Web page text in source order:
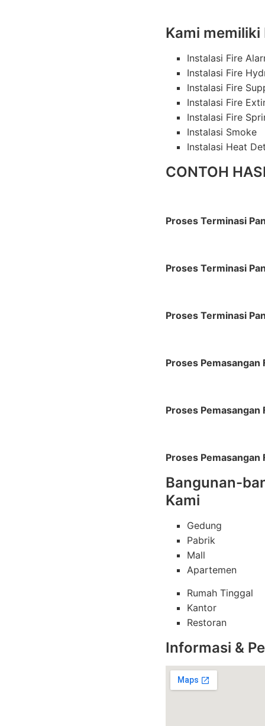
Kami
Instalasi Fire
Instalasi Fire
Instalasi Fire
Instalasi Fire
Instalasi Fire
Instalasi Smoke
Instalasi Heat
CONTOH
Proses Terminasi
Proses Terminasi
Proses Terminasi
Proses Pemasangan
Proses Pemasangan
Proses Pemasangan
Bangunan-
Kami
Gedung
Pabrik
Mall
Apartemen
Rumah Tinggal
Kantor
Restoran
Informasi &